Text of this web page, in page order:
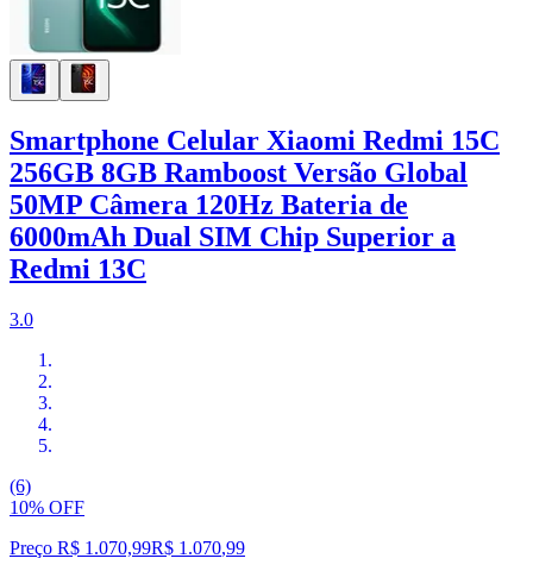
Smartphone Celular Xiaomi Redmi 15C
256GB 8GB Ramboost Versão Global
50MP Câmera 120Hz Bateria de
6000mAh Dual SIM Chip Superior a
Redmi 13C
3.0
(6)
10% OFF
Preço R$ 1.070,99R$ 1.070,99